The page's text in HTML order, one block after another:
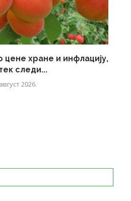
хране и инфлацију,
следи...
2026.